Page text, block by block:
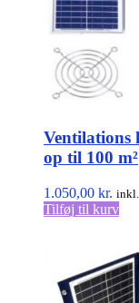
Ventilations
op til 100 m²
1.050,00 kr. inkl.
Tilføj til kurv